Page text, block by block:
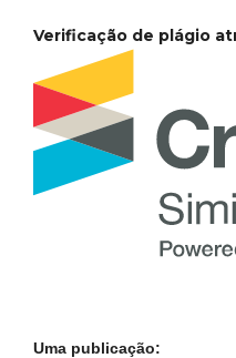
Verificação de plágio
Uma publicação: